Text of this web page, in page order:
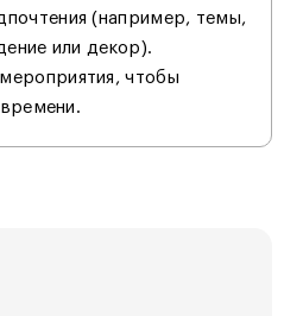
(например, темы,
или декор).
чтобы